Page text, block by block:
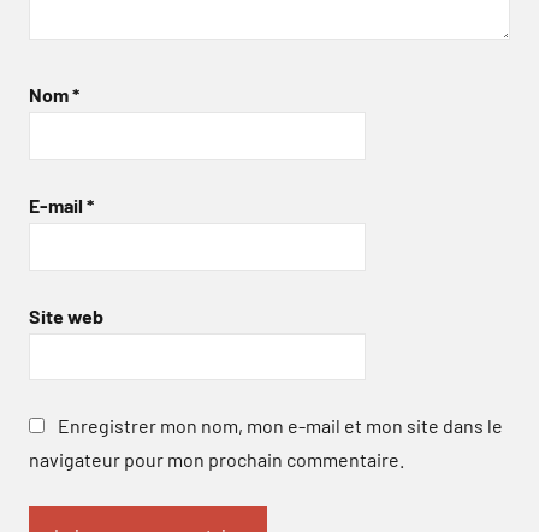
Nom*
E-mail *
Site web
Enregistrer mon nom, mon e-mail et mon site dans le
navigateur pour mon prochain commentaire.